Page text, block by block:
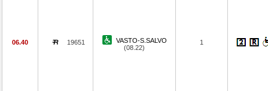
06.40 19651
VASTO-S.SALVO
(08.22)
1